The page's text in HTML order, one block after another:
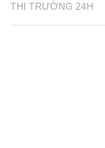
THỊ TRƯỜNG 24H